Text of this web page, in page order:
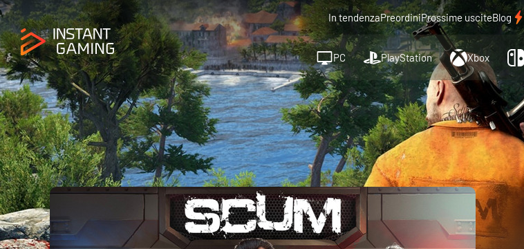
In tendenzaPreordiniProssime usciteBlog
PC PlayStation Xbox